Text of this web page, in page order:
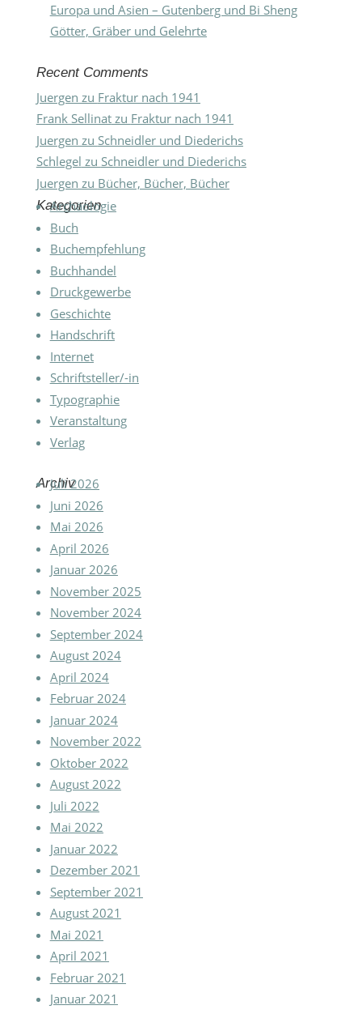
Europa und Asien – Gutenberg und Bi Sheng
Götter, Gräber und Gelehrte
Recent Comments
Juergen zu Fraktur nach 1941
Frank Sellinatzu Fraktur nach 1941
Juergen zu Schneidler und Diederichs
Schlegel zu Schneidler und Diederichs
Juergen zu Bücher, Bücher, Bücher
Kategorien
Archäologie
Buch
Buchempfehlung
Buchhandel
Druckgewerbe
Geschichte
Handschrift
Internet
Schriftsteller/-in
Typographie
Veranstaltung
Verlag
Archiv
Juli 2026
Juni 2026
Mai 2026
April 2026
Januar 2026
November 2025
November 2024
September 2024
August 2024
April 2024
Februar 2024
Januar 2024
November 2022
Oktober 2022
August 2022
Juli 2022
Mai 2022
Januar 2022
Dezember 2021
September 2021
August 2021
Mai 2021
April 2021
Februar 2021
Januar 2021